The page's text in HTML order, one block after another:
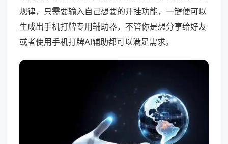
规律，只需要输入自己想要的开挂功能，一键便可以
生成出手机打牌专用辅助器，不管你是想分享给好友
或者使用手机打牌AI辅助都可以满足需求。